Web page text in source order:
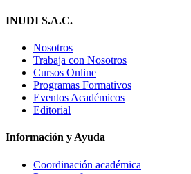
INUDI S.A.C.
Nosotros
Trabaja con Nosotros
Cursos Online
Programas Formativos
Eventos Académicos
Editorial
Información y Ayuda
Coordinación académica